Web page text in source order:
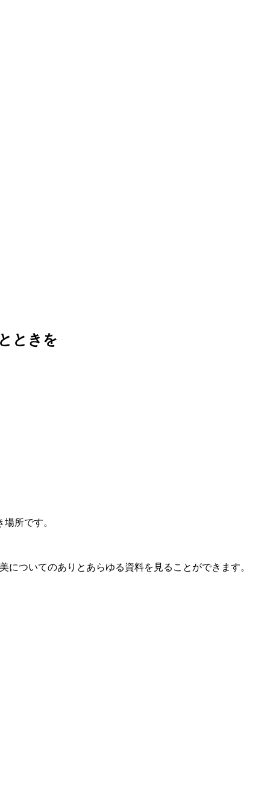
ときを
所です。
ついてのありとあらゆる資料を見ることができます。